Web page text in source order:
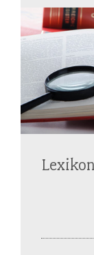
Lexikon